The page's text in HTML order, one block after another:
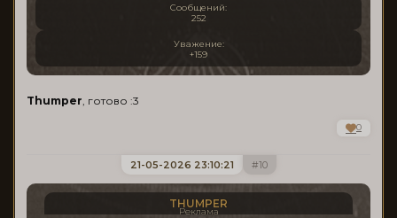
Сообщений:
252
Уважение:
+159
Thumper , готово :3
0
10
21-05-2026 23:10:21
THUMPER
Реклама